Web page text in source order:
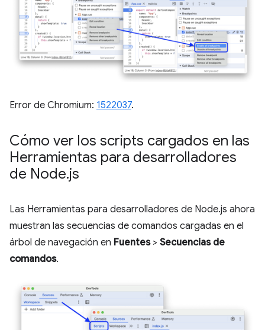
Error de Chromium: 1522037.
Cómo ver los scripts cargados en las
Herramientas para desarrolladores
de Node.js
Las Herramientas para desarrolladores de Node.js ahora
muestran las secuencias de comandos cargadas en el
árbol de navegación en Fuentes> Secuencias de
comandos.